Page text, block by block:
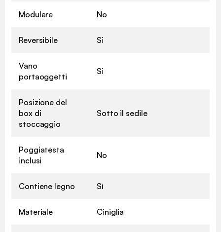
Modulare No
Reversibile Si
Vano
portaoggetti
Si
Posizione del
box di
stoccaggio
Sotto il sedile
Poggiatesta
inclusi
No
Contiene legno Sì
Materiale Ciniglia